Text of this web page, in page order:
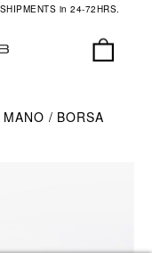
in 24-72HRS.
BORSA